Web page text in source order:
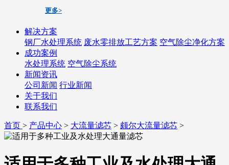
更多>
解决方案
钢厂水处理系统 废水零排放工艺方案 空气除尘净化方案
成功案例
水处理系统 空气除尘系统
新闻资讯
公司新闻 行业新闻
关于我们
联系我们
首页 > 产品中心 > 大流量滤芯 > 颇尔大流量滤芯 >